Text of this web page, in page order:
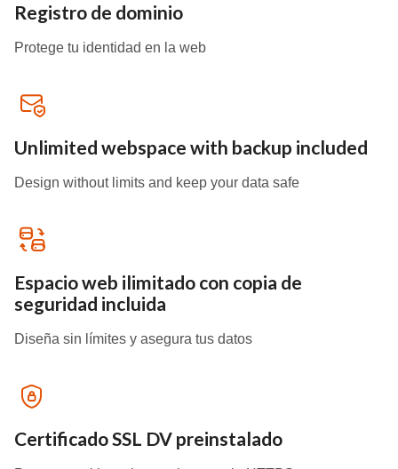
Registro de dominio
Protege tu identidad en la web
Unlimited webspace with backup included
Design without limits and keep your data safe
Espacio web ilimitado con copia de
seguridad incluida
Diseña sin límites y asegura tus datos
Certificado SSL DV preinstalado